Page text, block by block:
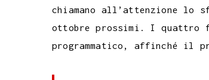
t
chiamano all’attenzione lo
ottobre prossimi. I quattro
programmatico, affinché il